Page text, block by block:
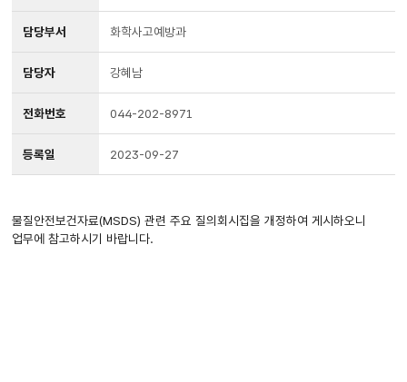
담당부서 화학사고예방과
담당자 강혜남
전화번호 044-202-8971
등록일 2023-09-27
물질안전보건자료(MSDS) 관련 주요 질의회시집을 개정하여 게시하오니
업무에 참고하시기 바랍니다.